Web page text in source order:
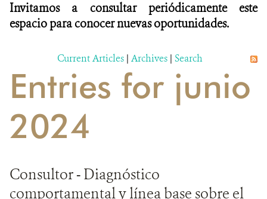
Invitamos a consultar periódicamente este
espacio para conocer nuevas oportunidades.
Current Articles | Archives | Search
Entries for junio
2024
Consultor - Diagnóstico
comportamental y línea base sobre el